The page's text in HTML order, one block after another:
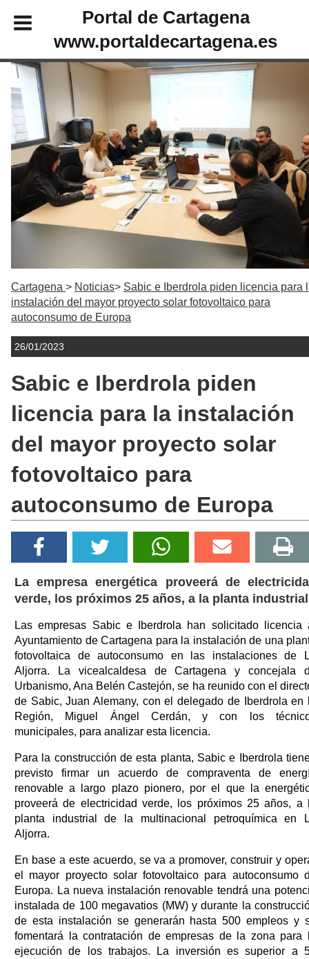
Portal de Cartagena
www.portaldecartagena.es
Cartagena Noticias
Sabic e Iberdrola piden licencia para
instalación del mayor proyecto solar fotovoltaico para
autoconsumo de Europa
26/01/2023
Sabic e Iberdrola piden
licencia para la instalación
del mayor proyecto solar
fotovoltaico para
autoconsumo de Europa
La empresa energética proveerá de
verde, los próximos 25 años, a la planta industrial
Las empresas Sabic e Iberdrola han solicitado licencia
Ayuntamiento de Cartagena para la instalación de una
fotovoltaica de autoconsumo en las instalaciones de
Aljorra. La vicealcaldesa de Cartagena y concejala
Urbanismo, Ana Belén Castejón, se ha reunido con el
de Sabic, Juan Alemany, con el delegado de Iberdrola en
Región, Miguel Ángel Cerdán, y con los
municipales, para analizar esta licencia.
Para la construcción de esta planta, Sabic e Iberdrola
previsto firmar un acuerdo de compraventa de
renovable a largo plazo pionero, por el que la
proveerá de electricidad verde, los próximos 25 años, a
planta industrial de la multinacional petroquímica en
Aljorra.
En base a este acuerdo, se va a promover, construir y
el mayor proyecto solar fotovoltaico para autoconsumo
Europa. La nueva instalación renovable tendrá una
instalada de 100 megavatios (MW) y durante la
de esta instalación se generarán hasta 500 empleos y
fomentará la contratación de empresas de la zona para
ejecución de los trabajos. La inversión es superior a